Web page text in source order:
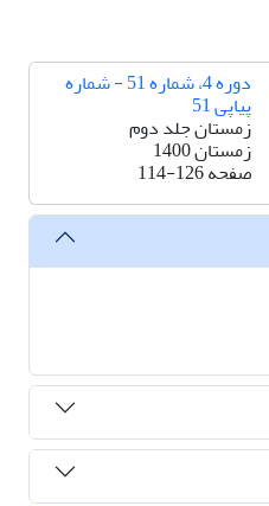
دوره 4، شماره 51 - شماره
پیاپی 51
زمستان جلد دوم
زمستان 1400
صفحه114-126